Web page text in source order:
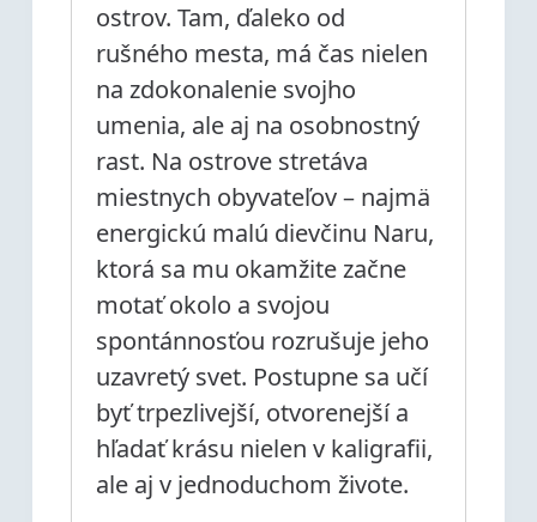
ostrov. Tam, ďaleko od
rušného mesta, má čas nielen
na zdokonalenie svojho
umenia, ale aj na osobnostný
rast. Na ostrove stretáva
miestnych obyvateľov – najmä
energickú malú dievčinu Naru,
ktorá sa mu okamžite začne
motať okolo a svojou
spontánnosťou rozrušuje jeho
uzavretý svet. Postupne sa učí
byť trpezlivejší, otvorenejší a
hľadať krásu nielen v kaligrafii,
ale aj v jednoduchom živote.